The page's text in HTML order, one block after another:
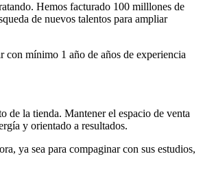
Hemos facturado 100 milllones de
de nuevos talentos para ampliar
mínimo 1 año de años de experiencia
de la tienda. Mantener el espacio de venta
y orientado a resultados.
ya sea para compaginar con sus estudios,